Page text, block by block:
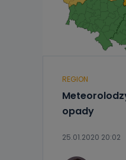
REGION
opady
25.01.2020 20:02